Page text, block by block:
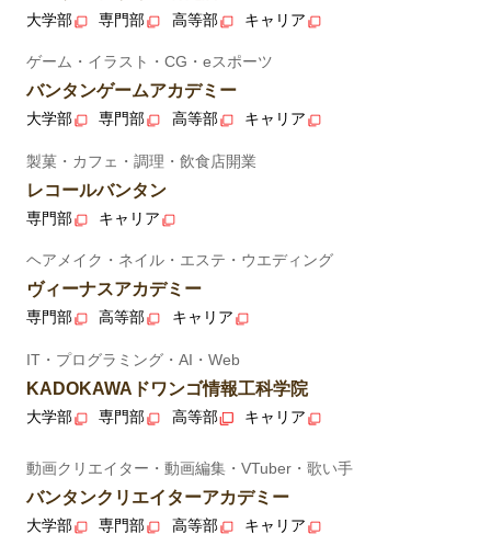
大学部 専門部 高等部 キャリア
ゲーム・イラスト・CG・eスポーツ
バンタンゲームアカデミー
大学部 専門部 高等部 キャリア
製菓・カフェ・調理・飲食店開業
レコールバンタン
専門部 キャリア
ヘアメイク・ネイル・エステ・ウエディング
ヴィーナスアカデミー
専門部 高等部 キャリア
IT・プログラミング・AI・Web
KADOKAWAドワンゴ情報工科学院
大学部 専門部 高等部 キャリア
動画クリエイター・動画編集・VTuber・歌い手
バンタンクリエイターアカデミー
大学部 専門部 高等部 キャリア